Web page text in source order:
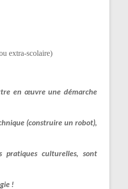
extra-scolaire)
en œuvre une démarche
(construire un robot),
pratiques culturelles, sont
!